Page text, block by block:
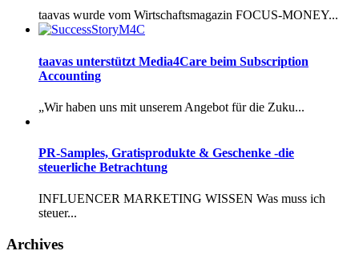
taavas wurde vom Wirtschaftsmagazin FOCUS-MONEY...
taavas unterstützt Media4Care beim Subscription
Accounting
„Wir haben uns mit unserem Angebot für die Zuku...
PR-Samples, Gratisprodukte & Geschenke -die
steuerliche Betrachtung
INFLUENCER MARKETING WISSEN Was muss ich
steuer...
Archives